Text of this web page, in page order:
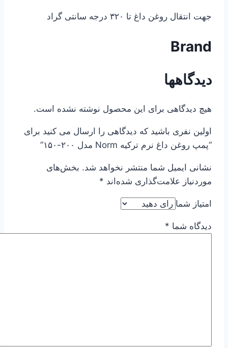
جهت انتقال روغن داغ تا ۳۲۰ درجه سانتی گراد
Brand
دیدگاهها
هیچ دیدگاهی برای این محصول نوشته نشده است.
اولین نفری باشید که دیدگاهی را ارسال می کنید برای
“پمپ روغن داغ نرم ترکیه Norm مدل ۲۰۰-۱۵۰”
نشانی ایمیل شما منتشر نخواهد شد. بخش‌های
موردنیاز علامت‌گذاری شده‌اند *
امتیاز شما
دیدگاه شما *